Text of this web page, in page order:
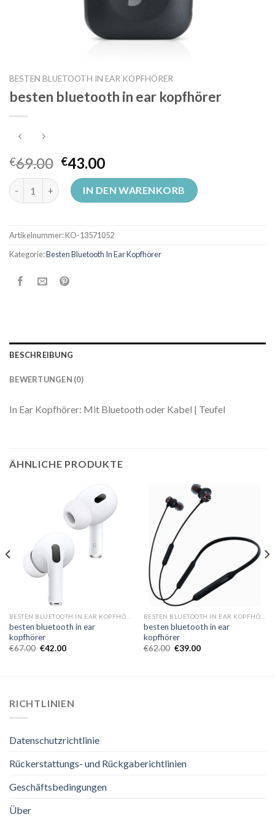
BESTEN BLUETOOTH IN EAR KOPFHÖRER
besten bluetooth in ear kopfhörer
€69.00 €43.00
besten bluetooth in ear kopfhörer Menge
IN DEN WARENKORB
Artikelnummer:KO-13571052
Kategorie:Besten Bluetooth In Ear Kopfhörer
BESCHREIBUNG
BEWERTUNGEN (0)
In Ear Kopfhörer: Mit Bluetooth oder Kabel | Teufel
ÄHNLICHE PRODUKTE
besten bluetooth in ear
kopfhörer
€67.00 €42.00
besten bluetooth in ear
kopfhörer
€62.00 €39.00
RICHTLINIEN
Datenschutzrichtlinie
Rückerstattungs- und Rückgaberichtlinien
Geschäftsbedingungen
Über